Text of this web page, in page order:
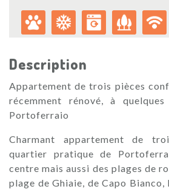
Description
Appartement de trois pièces
récemment rénové, à
Portoferraio
Charmant appartement de
quartier pratique de
centre mais aussi des plages de
plage de Ghiaie, de Capo